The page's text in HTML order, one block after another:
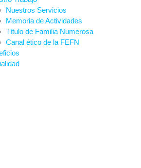
Nuestros Servicios
Memoria de Actividades
Título de Familia Numerosa
Canal ético de la FEFN